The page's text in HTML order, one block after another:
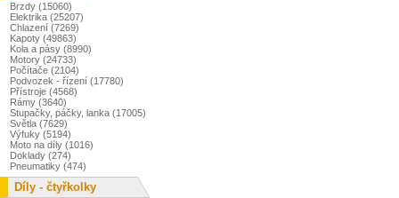
Brzdy (15060)
Elektrika (25207)
Chlazení (7269)
Kapoty (49863)
Kola a pásy (8990)
Motory (24733)
Počítače (2104)
Podvozek - řízení (17780)
Přístroje (4568)
Rámy (3640)
Stupačky, páčky, lanka (17005)
Světla (7629)
Výfuky (5194)
Moto na díly (1016)
Doklady (274)
Pneumatiky (474)
Díly - čtyřkolky